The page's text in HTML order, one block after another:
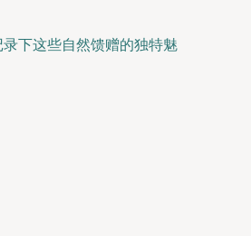
下这些自然馈赠的独特魅